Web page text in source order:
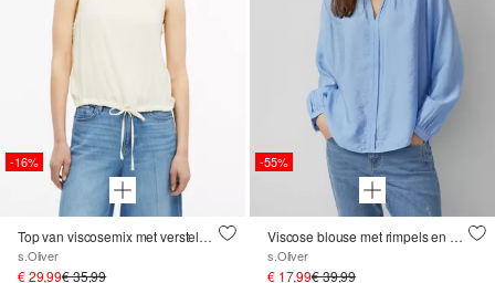
-16%
Top van viscosemix met verstelbare tailleband
s.Oliver
€ 29,99€ 35,99
-55%
Viscose blouse met rimpels en all-over print
s.Oliver
€ 17,99€ 39,99